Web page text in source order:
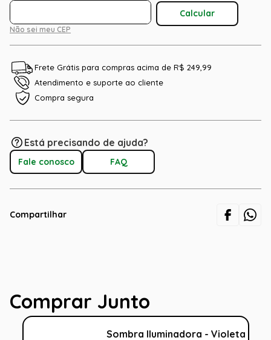
Não sei meu CEP
Frete Grátis para compras acima de R$ 249,99
Atendimento e suporte ao cliente
Compra segura
Está precisando de ajuda?
Fale conosco FAQ
Compartilhar
Comprar Junto
Sombra Iluminadora - Violeta